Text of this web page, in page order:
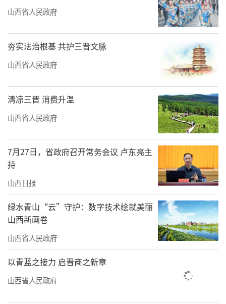
山西省人民政府
夯实法治根基 共护三晋文脉
山西省人民政府
清凉三晋 消费升温
山西省人民政府
7月27日，省政府召开常务会议 卢东亮主
持
山西日报
绿水青山“云”守护：数字技术绘就美丽
山西新画卷
山西省人民政府
以青蓝之接力 启晋商之新章
山西省人民政府